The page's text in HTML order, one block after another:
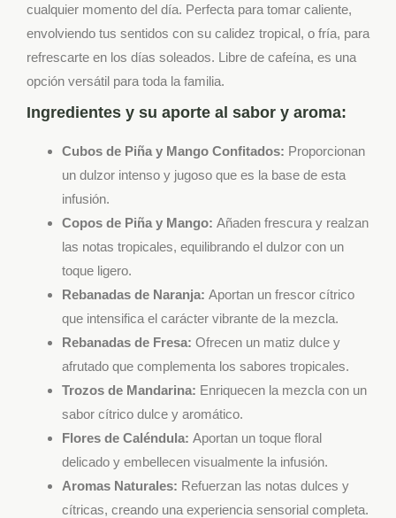
cualquier momento del día. Perfecta para tomar caliente,
envolviendo tus sentidos con su calidez tropical, o fría, para
refrescarte en los días soleados. Libre de cafeína, es una
opción versátil para toda la familia.
Ingredientes y su aporte al sabor y aroma:
Cubos de Piña y Mango Confitados: Proporcionan
un dulzor intenso y jugoso que es la base de esta
infusión.
Copos de Piña y Mango: Añaden frescura y realzan
las notas tropicales, equilibrando el dulzor con un
toque ligero.
Rebanadas de Naranja: Aportan un frescor cítrico
que intensifica el carácter vibrante de la mezcla.
Rebanadas de Fresa: Ofrecen un matiz dulce y
afrutado que complementa los sabores tropicales.
Trozos de Mandarina: Enriquecen la mezcla con un
sabor cítrico dulce y aromático.
Flores de Caléndula: Aportan un toque floral
delicado y embellecen visualmente la infusión.
Aromas Naturales: Refuerzan las notas dulces y
cítricas, creando una experiencia sensorial completa.